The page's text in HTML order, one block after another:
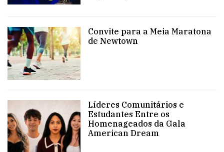
Convite para a Meia Maratona
de Newtown
Líderes Comunitários e
Estudantes Entre os
Homenageados da Gala
American Dream